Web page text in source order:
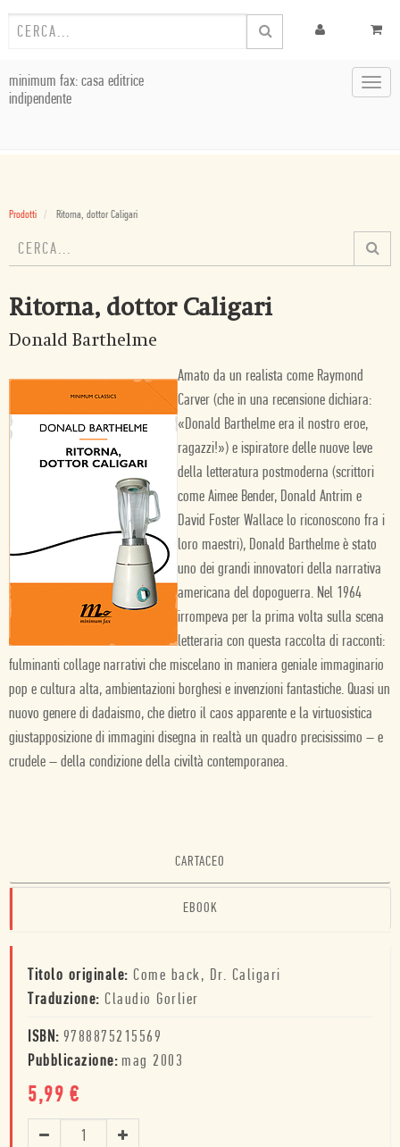
minimum fax: casa editrice
indipendente
Prodotti Ritorna, dottor Caligari
Ritorna, dottor Caligari
Donald Barthelme
Amato da un realista come Raymond
Carver (che in una recensione dichiara:
«Donald Barthelme era il nostro eroe,
ragazzi!») e ispiratore delle nuove leve
della letteratura postmoderna (scrittori
come Aimee Bender, Donald Antrim e
David Foster Wallace lo riconoscono fra i
loro maestri), Donald Barthelme è stato
uno dei grandi innovatori della narrativa
americana del dopoguerra. Nel 1964
irrompeva per la prima volta sulla scena
letteraria con questa raccolta di racconti:
fulminanti collage narrativi che miscelano in maniera geniale immaginario
pop e cultura alta, ambientazioni borghesi e invenzioni fantastiche. Quasi un
nuovo genere di dadaismo, che dietro il caos apparente e la virtuosistica
giustapposizione di immagini disegna in realtà un quadro precisissimo – e
crudele – della condizione della civiltà contemporanea.
CARTACEO
EBOOK
Titolo originale: Come back, Dr. Caligari
Traduzione: Claudio Gorlier
ISBN: 9788875215569
Pubblicazione: mag 2003
5,99 €